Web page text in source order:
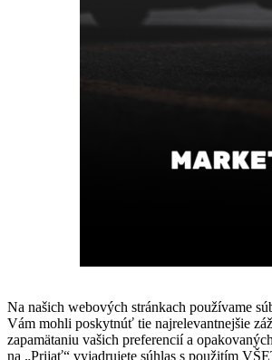
Na našich webových stránkach používame
Vám mohli poskytnúť tie najrelevantnejšie
zapamätaniu vašich preferencií a
na „Prijať“ vyjadrujete súhlas s použitím